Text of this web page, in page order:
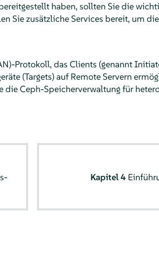
haben, sollten Sie die
Sie zusätzliche Services bereit, um
Protokoll, das Clients (genannt
(Targets) auf Remote Servern
die Ceph-Speicherverwaltung für
Kapitel 4